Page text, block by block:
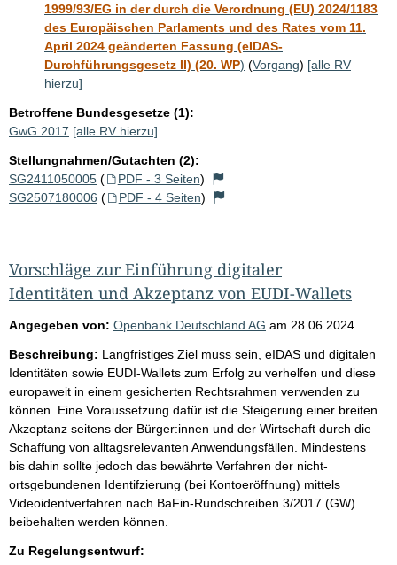
1999/93/EG in der durch die Verordnung (EU) 2024/1183
des Europäischen Parlaments und des Rates vom 11.
April 2024 geänderten Fassung (eIDAS-
Durchführungsgesetz II) (20. WP) (Vorgang) [alle RV
hierzu]
Betroffene Bundesgesetze (1):
GwG 2017 [alle RV hierzu]
Stellungnahmen/Gutachten (2):
SG2411050005 ( PDF - 3 Seiten)
SG2507180006 ( PDF - 4 Seiten)
Vorschläge zur Einführung digitaler
Identitäten und Akzeptanz von EUDI-Wallets
Angegeben von: Openbank Deutschland AG am 28.06.2024
Beschreibung: Langfristiges Ziel muss sein, eIDAS und digitalen
Identitäten sowie EUDI-Wallets zum Erfolg zu verhelfen und diese
europaweit in einem gesicherten Rechtsrahmen verwenden zu
können. Eine Voraussetzung dafür ist die Steigerung einer breiten
Akzeptanz seitens der Bürger:innen und der Wirtschaft durch die
Schaffung von alltagsrelevanten Anwendungsfällen. Mindestens
bis dahin sollte jedoch das bewährte Verfahren der nicht-
ortsgebundenen Identifzierung (bei Kontoeröffnung) mittels
Videoidentverfahren nach BaFin-Rundschreiben 3/2017 (GW)
beibehalten werden können.
Zu Regelungsentwurf: